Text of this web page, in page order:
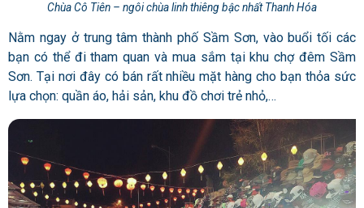
Chùa Cô Tiên – ngôi chùa linh thiêng bậc nhất Thanh Hóa
Nằm ngay ở trung tâm thành phố Sầm Sơn, vào buổi tối các
bạn có thể đi tham quan và mua sắm tại khu chợ đêm Sầm
Sơn. Tại nơi đây có bán rất nhiều mặt hàng cho bạn thỏa sức
lựa chọn: quần áo, hải sản, khu đồ chơi trẻ nhỏ,…